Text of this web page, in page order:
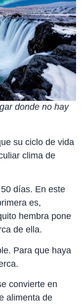
donde no hay
su ciclo de vida
clima de
días. En este
es,
hembra pone
de ella.
Para que haya
convierte en
alimenta de